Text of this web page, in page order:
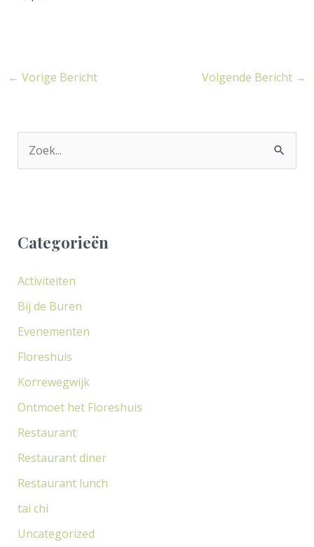
← Vorige Bericht Volgende Bericht →
n
a
r
:
Categorieën
Activiteiten
Bij de Buren
Evenementen
Floreshuis
Korrewegwijk
Ontmoet het Floreshuis
Restaurant
Restaurant diner
Restaurant lunch
tai chi
Uncategorized